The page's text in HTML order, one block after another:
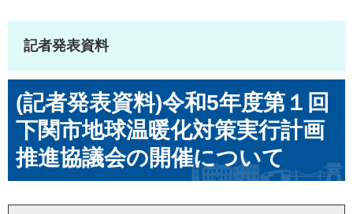
記者発表資料
文(記者発表資料)令和5年度第１回
下関市地球温暖化対策実行計画
推進協議会の開催について